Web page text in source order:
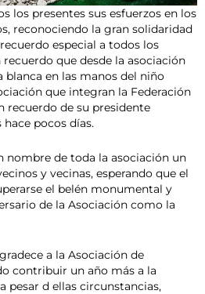
los presentes sus esfuerzos en los
reconociendo la gran solidaridad
especial a todos los
que desde la asociación
blanca en las manos del niño
que integran la Federación
recuerdo de su presidente
pocos días.
nombre de toda la asociación un
y vecinas, esperando que el
el belén monumental y
de la Asociación como la
a la Asociación de
contribuir un año más a la
pesar d ellas circunstancias,